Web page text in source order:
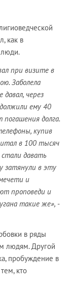
как в
люди.
при визите в
Заболела
через
ему 40
долга.
купив
в 100 тысяч
давать
затянули в эту
и
проповеди и
такие же», -
в ряды
людям. Другой
пробуждение в
кто